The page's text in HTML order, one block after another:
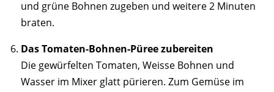
und grüne Bohnen zugeben und weitere 2 Minuten
braten.
Das Tomaten-Bohnen-Püree zubereiten
Die gewürfelten Tomaten, Weisse Bohnen und
Wasser im Mixer glatt pürieren. Zum Gemüse im